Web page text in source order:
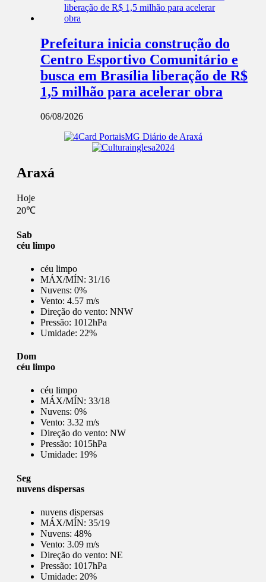
Prefeitura inicia construção do
Centro Esportivo Comunitário e
busca em Brasília liberação de R$
1,5 milhão para acelerar obra
06/08/2026
Araxá
Hoje
20℃
Sab
céu limpo
céu limpo
MÁX/MÍN: 31/16
Nuvens: 0%
Vento: 4.57 m/s
Direção do vento: NNW
Pressão: 1012hPa
Umidade: 22%
Dom
céu limpo
céu limpo
MÁX/MÍN: 33/18
Nuvens: 0%
Vento: 3.32 m/s
Direção do vento: NW
Pressão: 1015hPa
Umidade: 19%
Seg
nuvens dispersas
nuvens dispersas
MÁX/MÍN: 35/19
Nuvens: 48%
Vento: 3.09 m/s
Direção do vento: NE
Pressão: 1017hPa
Umidade: 20%